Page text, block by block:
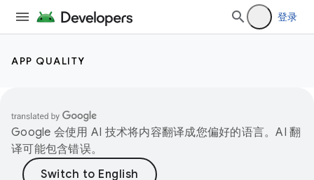
登录
APP QUALITY
Google 会使用 AI 技术将内容翻译成您偏好的语言。AI 翻
译可能包含错误。